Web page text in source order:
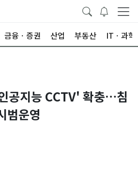
금융ㆍ증권 산업 부동산 ITㆍ과학
공지능 CCTV' 확충…침
범운영